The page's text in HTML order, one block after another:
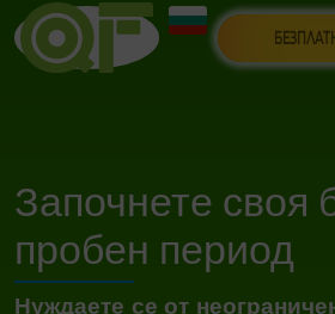
Започнете своя
пробен период
Нуждаете се от